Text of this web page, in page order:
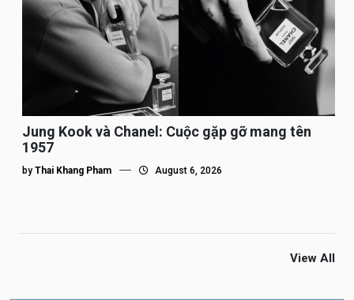
Jung Kook và Chanel: Cuộc gặp gỡ mang tên
1957
by Thai Khang Pham August 6, 2026
View All